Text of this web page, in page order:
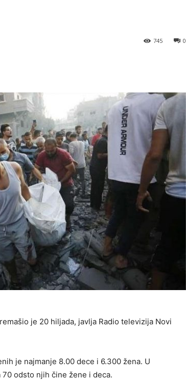
0
745
je 20 hiljada, javlja Radio televizija Novi
je najmanje 8.00 dece i 6.300 žena. U
odsto njih čine žene i deca.